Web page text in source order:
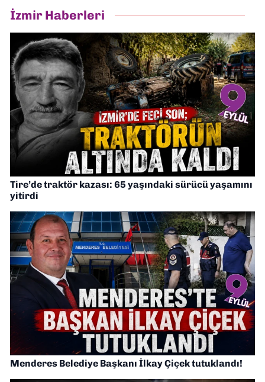
İzmir Haberleri
Tire’de traktör kazası: 65 yaşındaki sürücü yaşamını
yitirdi
Menderes Belediye Başkanı İlkay Çiçek tutuklandı!